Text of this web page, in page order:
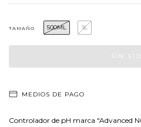
TAMAÑO 500ML 1L
MEDIOS DE PAGO
Controlador de pH marca "Advanced